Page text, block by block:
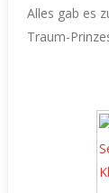
Alles gab es
Traum-